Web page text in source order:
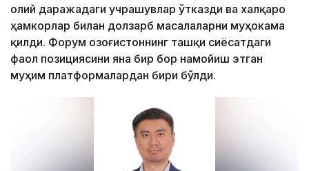
олий даражадаги учрашувлар ўтказди ва халқаро
ҳамкорлар билан долзарб масалаларни муҳокама
қилди. Форум Қозоғистоннинг ташқи сиёсатдаги
фаол позициясини яна бир бор намойиш этган
муҳим платформалардан бири бўлди.